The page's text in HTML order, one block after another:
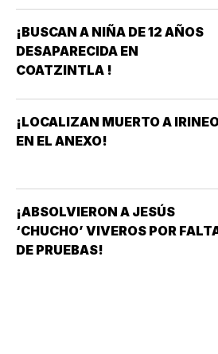
¡BUSCAN A NIÑA DE 12 AÑOS
DESAPARECIDA EN
COATZINTLA !
¡LOCALIZAN MUERTO A
EN EL ANEXO!
¡ABSOLVIERON A JESÚS
‘CHUCHO’ VIVEROS POR
DE PRUEBAS!